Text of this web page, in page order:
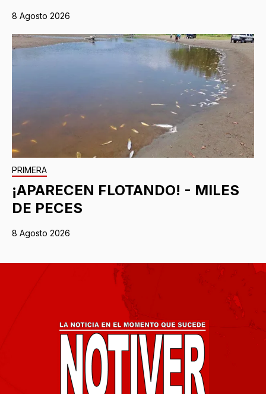
8 Agosto 2026
PRIMERA
¡APARECEN FLOTANDO! - MILES
DE PECES
8 Agosto 2026